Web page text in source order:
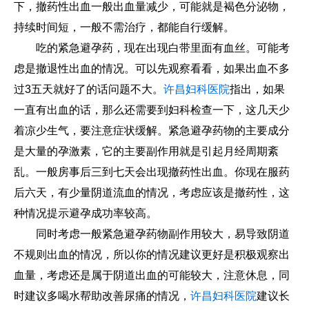
下，撤药性出血一般出血量减少，可能就是褐色分泌物，
持续时间短，一般不需治疗，都能自行缓解。
吃的紧急避孕药，现在出现白带里面有血丝。可能考
虑是撤退性出血的情况。可以先观察看看，如果出血不多
过3五天就好了的话问题不大。 许昌妇科医院指出，如果
一直有出血的话，那么还需要到妇科检查一下，这几天少
着凉少生气，要注意症状缓解。紧急避孕药物的主要成分
是大量的孕激素，它的主要副作用就是引起月经周期紊
乱。一般房事后三到七天会出现撤药性出血。你现在服药
后六天，有少量阴道流血的情况，考虑应该是撤药性，这
种情况提示避孕成功率较高。
同时考虑一般紧急避孕药物副作用较大，易导致阴道
不规则出血的情况，所以你的情况建议更好是积极观察出
血量，考虑还是属于阴道出血的可能较大，注意休息，同
时建议多喝水帮助改善尿痛的情况， 许昌妇科医院建议长